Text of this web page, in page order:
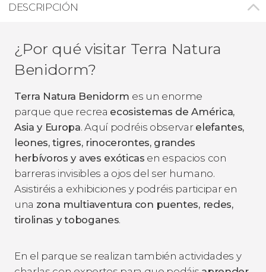
DESCRIPCIÓN
¿Por qué visitar Terra Natura
Benidorm?
Terra Natura Benidorm es un enorme
parque que recrea ecosistemas de América,
Asia y Europa. Aquí podréis observar elefantes,
leones, tigres, rinocerontes, grandes
herbívoros y aves exóticas en espacios con
barreras invisibles a ojos del ser humano.
Asistiréis a exhibiciones y podréis participar en
una zona multiaventura con puentes, redes,
tirolinas y toboganes.
En el parque se realizan también actividades y